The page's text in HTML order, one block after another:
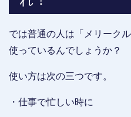
では普通の人は「メリーク
使っているんでしょうか？
使い方は次の三つです。
・仕事で忙しい時に